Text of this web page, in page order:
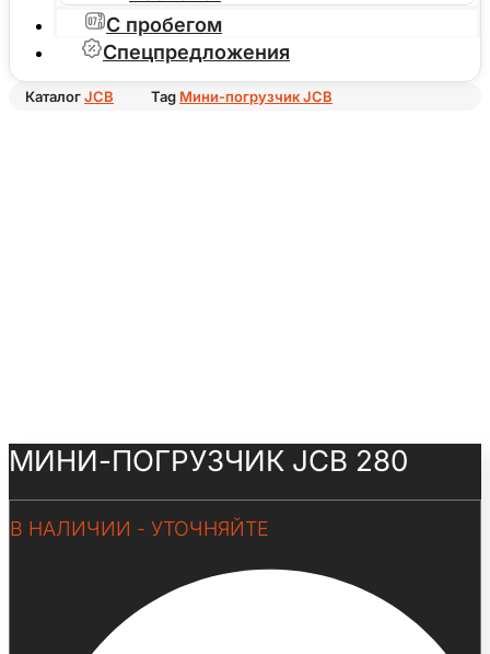
С пробегом
Спецпредложения
КаталогJCB Tag Мини-погрузчик JCB
МИНИ-ПОГРУЗЧИК JCB 280
В НАЛИЧИИ - УТОЧНЯЙТЕ